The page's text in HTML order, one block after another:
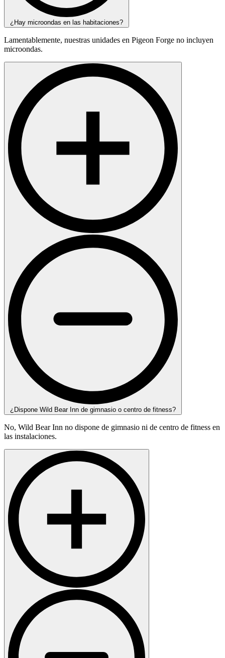
¿Hay microondas en las habitaciones?
Lamentablemente, nuestras unidades en Pigeon Forge no incluyen
microondas.
¿Dispone Wild Bear Inn de gimnasio o centro de fitness?
No, Wild Bear Inn no dispone de gimnasio ni de centro de fitness en
las instalaciones.